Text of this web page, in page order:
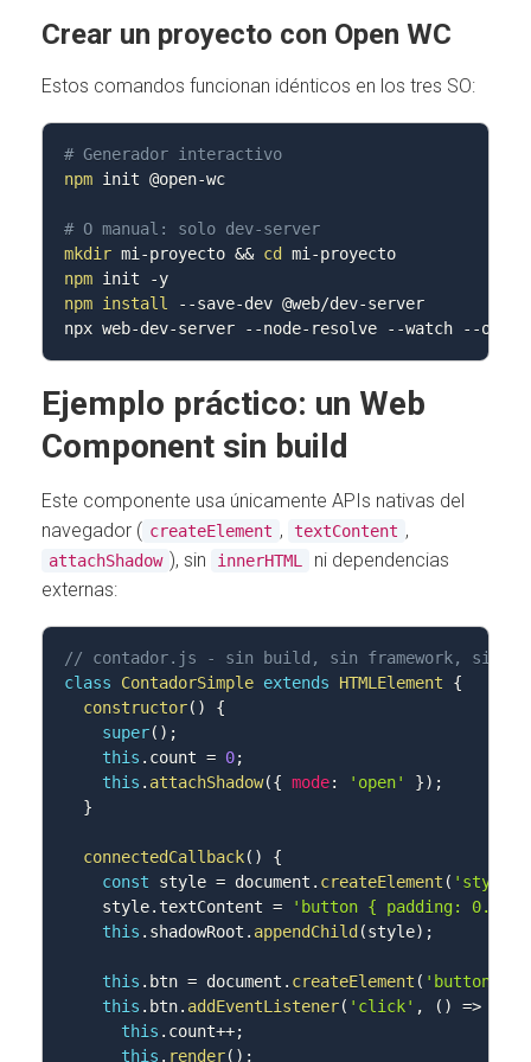
Crear un proyecto con Open WC
Estos comandos funcionan idénticos en los tres SO:
# Generador interactivo
npm init @open-wc
# O manual: solo dev-server
mkdir mi-proyecto && cd
npm init
-y
npm install
--save-dev @web/dev-server
npx web-dev-server --node-resolve
--watch --open
Ejemplo práctico: un Web
Component sin build
Este componente usa únicamente APIs nativas del
navegador ( createElement , textContent ,
attachShadow ), sin innerHTML
ni dependencias
externas:
// contador.js - sin build, sin framework, sin
class
ContadorSimple extends HTMLElement
{
constructor( )
{
super( ) ;
this . count = 0;
this . attachShadow({ mode: 'open' }) ;
}
connectedCallback( )
{
const style = document . createElement ( 'style'
    style
.textContent =
'button { padding:
this . shadowRoot . appendChild (style) ;
this . btn = document . createElement ( 'button'
this . btn. addEventListener( 'click' , ( ) =>
this . count++;
this . render( ) ;